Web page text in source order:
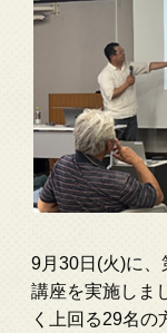
9月30日(火)に
講座を実施しま
く上回る29名の